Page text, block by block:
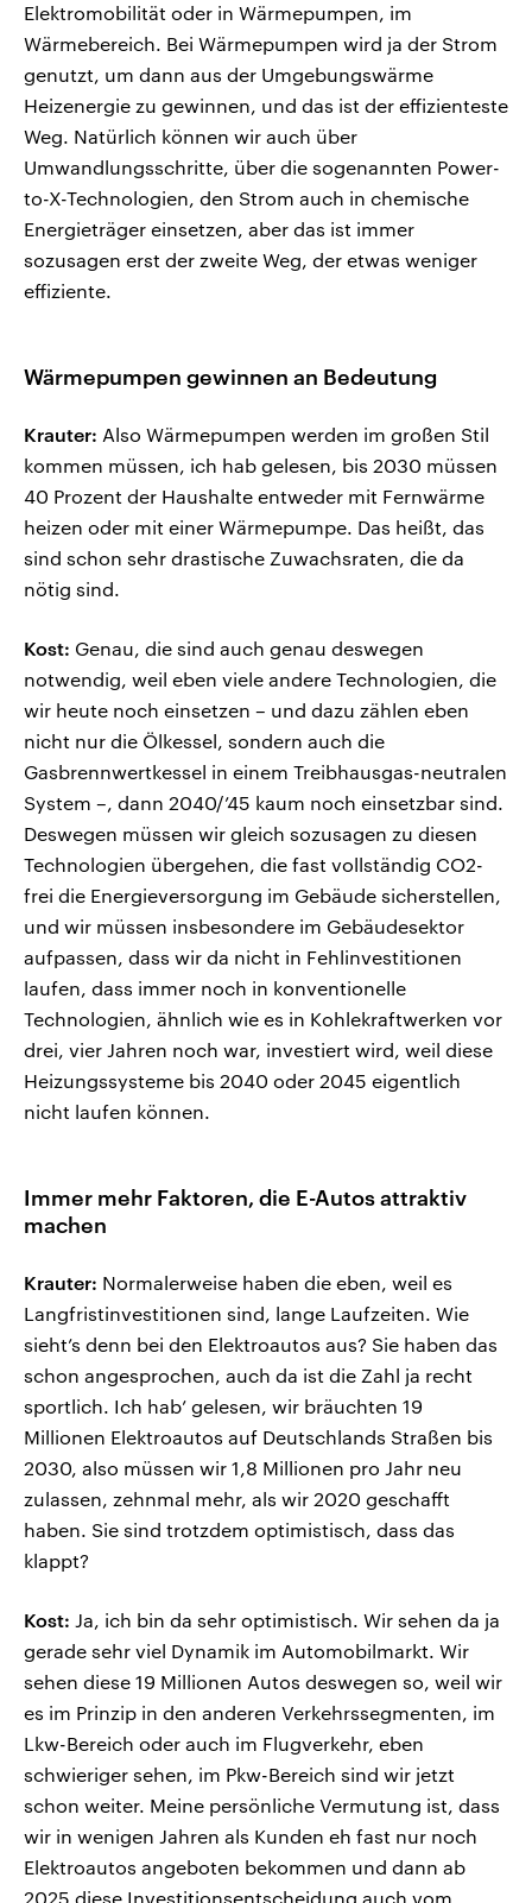
Elektromobilität oder in Wärmepumpen, im
Wärmebereich. Bei Wärmepumpen wird ja der Strom
genutzt, um dann aus der Umgebungswärme
Heizenergie zu gewinnen, und das ist der effizienteste
Weg. Natürlich können wir auch über
Umwandlungsschritte, über die sogenannten Power-
to-X-Technologien, den Strom auch in chemische
Energieträger einsetzen, aber das ist immer
sozusagen erst der zweite Weg, der etwas weniger
effiziente.
Wärmepumpen gewinnen an Bedeutung
Krauter: Also Wärmepumpen werden im großen Stil
kommen müssen, ich hab gelesen, bis 2030 müssen
40 Prozent der Haushalte entweder mit Fernwärme
heizen oder mit einer Wärmepumpe. Das heißt, das
sind schon sehr drastische Zuwachsraten, die da
nötig sind.
Kost: Genau, die sind auch genau deswegen
notwendig, weil eben viele andere Technologien, die
wir heute noch einsetzen – und dazu zählen eben
nicht nur die Ölkessel, sondern auch die
Gasbrennwertkessel in einem Treibhausgas-neutralen
System –, dann 2040/’45 kaum noch einsetzbar sind.
Deswegen müssen wir gleich sozusagen zu diesen
Technologien übergehen, die fast vollständig CO2-
frei die Energieversorgung im Gebäude sicherstellen,
und wir müssen insbesondere im Gebäudesektor
aufpassen, dass wir da nicht in Fehlinvestitionen
laufen, dass immer noch in konventionelle
Technologien, ähnlich wie es in Kohlekraftwerken vor
drei, vier Jahren noch war, investiert wird, weil diese
Heizungssysteme bis 2040 oder 2045 eigentlich
nicht laufen können.
Immer mehr Faktoren, die E-Autos attraktiv
machen
Krauter: Normalerweise haben die eben, weil es
Langfristinvestitionen sind, lange Laufzeiten. Wie
sieht’s denn bei den Elektroautos aus? Sie haben das
schon angesprochen, auch da ist die Zahl ja recht
sportlich. Ich hab’ gelesen, wir bräuchten 19
Millionen Elektroautos auf Deutschlands Straßen bis
2030, also müssen wir 1,8 Millionen pro Jahr neu
zulassen, zehnmal mehr, als wir 2020 geschafft
haben. Sie sind trotzdem optimistisch, dass das
klappt?
Kost: Ja, ich bin da sehr optimistisch. Wir sehen da ja
gerade sehr viel Dynamik im Automobilmarkt. Wir
sehen diese 19 Millionen Autos deswegen so, weil wir
es im Prinzip in den anderen Verkehrssegmenten, im
Lkw-Bereich oder auch im Flugverkehr, eben
schwieriger sehen, im Pkw-Bereich sind wir jetzt
schon weiter. Meine persönliche Vermutung ist, dass
wir in wenigen Jahren als Kunden eh fast nur noch
Elektroautos angeboten bekommen und dann ab
2025 diese Investitionsentscheidung auch vom